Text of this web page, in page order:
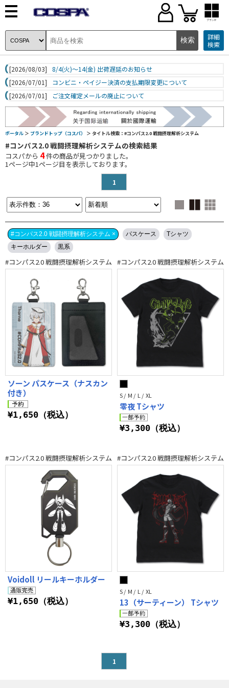
ブランド
詳細
検索
[2026/08/03]
8/4(火)～14(金) 出荷遅延のお知らせ
[2026/07/01]
コンビニ・ペイジー決済の支払期限変更について
[2026/07/01]
ご注文確定メールの廃止について
ポータル ＞ ブランドトップ（コスパ） ＞ タイトル検索：#コンパス2.0 戦闘摂理解析システム
#コンパス2.0 戦闘摂理解析システムの検索結果
コスパから 4件の商品が見つかりました。
1ページ中1ページ目を表示しております。
1
#コンパス2.0 戦闘摂理解析システム × パスケース
Tシャツ
キーホルダー
黒系
#コンパス2.0 戦闘摂理解析システム
ソーン パスケース（ナスカン
付き）
¥1,650（税込）
#コンパス2.0 戦闘摂理解析システム
S / M / L / XL
零夜 Tシャツ
¥3,300（税込）
#コンパス2.0 戦闘摂理解析システム
Voidoll リールキーホルダー
¥1,650（税込）
#コンパス2.0 戦闘摂理解析システム
S / M / L / XL
13（サーティーン） Tシャツ
¥3,300（税込）
1